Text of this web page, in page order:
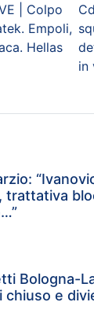
| Colpo
Empoli,
Hellas
in
trattativa
Bologna-
chiuso e